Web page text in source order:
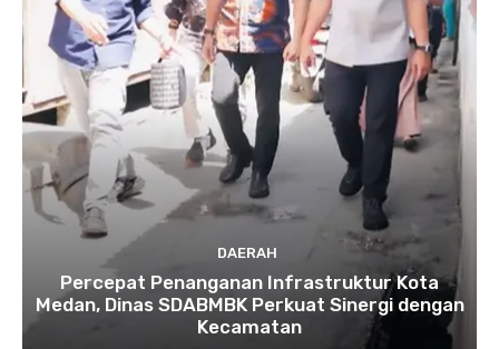
DAERAH
Percepat Penanganan Infrastruktur Kota
Medan, Dinas SDABMBK Perkuat Sinergi dengan
Kecamatan